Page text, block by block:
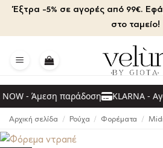
Μετάβαση
περιεχόμενο
Έξτρα -5% σε αγορές από 99€.
στο ταμείο!
- Άμεση παράδοση KLARNA -
Αρχική σελίδα / Ρούχα / Φορέματα /